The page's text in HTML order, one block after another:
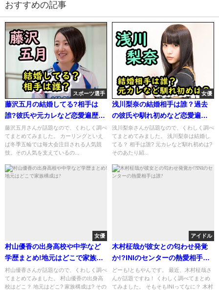
おすすめの記事
スポーツ選手
藤沢五月の結婚してる?相手は
誰?彼氏や元カレなど恋愛遍歴も
まとめ!
藤沢五月さんが話題なので、くわしく調べ
てまとめてみました。 カーリングといえ
ば冬季五輪では毎大会注目される人気競
技。その人気を支えているの...
女優
浅川梨奈の結婚相手は誰？過去
の彼氏や馴れ初めなど恋愛遍歴
まとめ！
浅川梨奈さんが話題なので、くわしく調べ
てまとめてみました。 浅川梨奈は結婚し
てる？ 相手は誰? 元カレなど馴れ初めは?
そのあたり紹...
女優
村山優香の出身高校や中学など
学歴まとめ!地元はどこで家族構
成は?
村山優香さんが話題なので、くわしく調べ
てまとめてみました。 村山優香の出身高
校はどこ？ 地元はどこ? 家族構成は? その
アイドル
木村柾哉が彼女との匂わせ発覚
か!?INIのセンターの熱愛相手は
誰?
どーも!ともやんです。 最近、木村柾哉さ
んが話題ですね！ くわしく調べてまとめ
てみました。 そもそもINIってなに？ 木村